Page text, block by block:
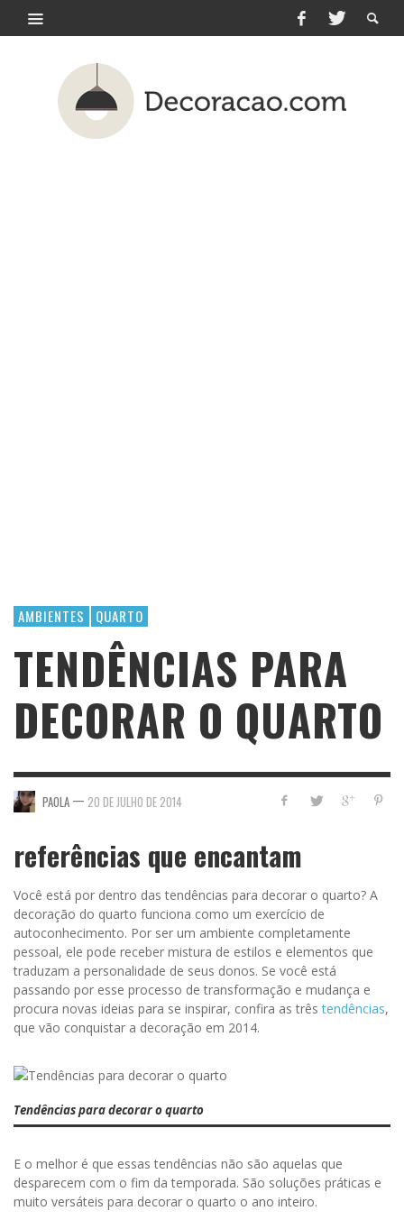
AMBIENTES QUARTO
TENDÊNCIAS PARA
DECORAR O QUARTO
PAOLA — 20 DE JULHO DE 2014
referências que encantam
Você está por dentro das tendências para decorar o quarto? A
decoração do quarto funciona como um exercício de
autoconhecimento. Por ser um ambiente completamente
pessoal, ele pode receber mistura de estilos e elementos que
traduzam a personalidade de seus donos. Se você está
passando por esse processo de transformação e mudança e
procura novas ideias para se inspirar, confira as três tendências,
que vão conquistar a decoração em 2014.
Tendências para decorar o quarto
E o melhor é que essas tendências não são aquelas que
desparecem com o fim da temporada. São soluções práticas e
muito versáteis para decorar o quarto o ano inteiro.